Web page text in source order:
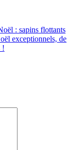
: sapins flottants
exceptionnels, de
!